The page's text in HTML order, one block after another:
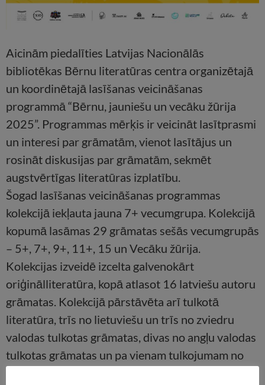
Aicinām piedalīties Latvijas Nacionālās
bibliotēkas Bērnu literatūras centra organizētajā
un koordinētajā lasīšanas veicināšanas
programmā “Bērnu, jauniešu un vecāku žūrija
2025”. Programmas mērķis ir veicināt lasītprasmi
un interesi par grāmatām, vienot lasītājus un
rosināt diskusijas par grāmatām, sekmēt
augstvērtīgas literatūras izplatību.
Šogad lasīšanas veicināšanas programmas
kolekcijā iekļauta jauna 7+ vecumgrupa. Kolekcijā
kopumā lasāmas 29 grāmatas sešās vecumgrupās
– 5+, 7+, 9+, 11+, 15 un Vecāku žūrija.
Kolekcijas izveidē izcelta galvenokārt
oriģinālliteratūra, kopā atlasot 16 latviešu autoru
grāmatas. Kolekcijā pārstāvēta arī tulkotā
literatūra, trīs no lietuviešu un trīs no zviedru
valodas tulkotas grāmatas, divas no angļu valodas
tulkotas grāmatas un pa vienam tulkojumam no